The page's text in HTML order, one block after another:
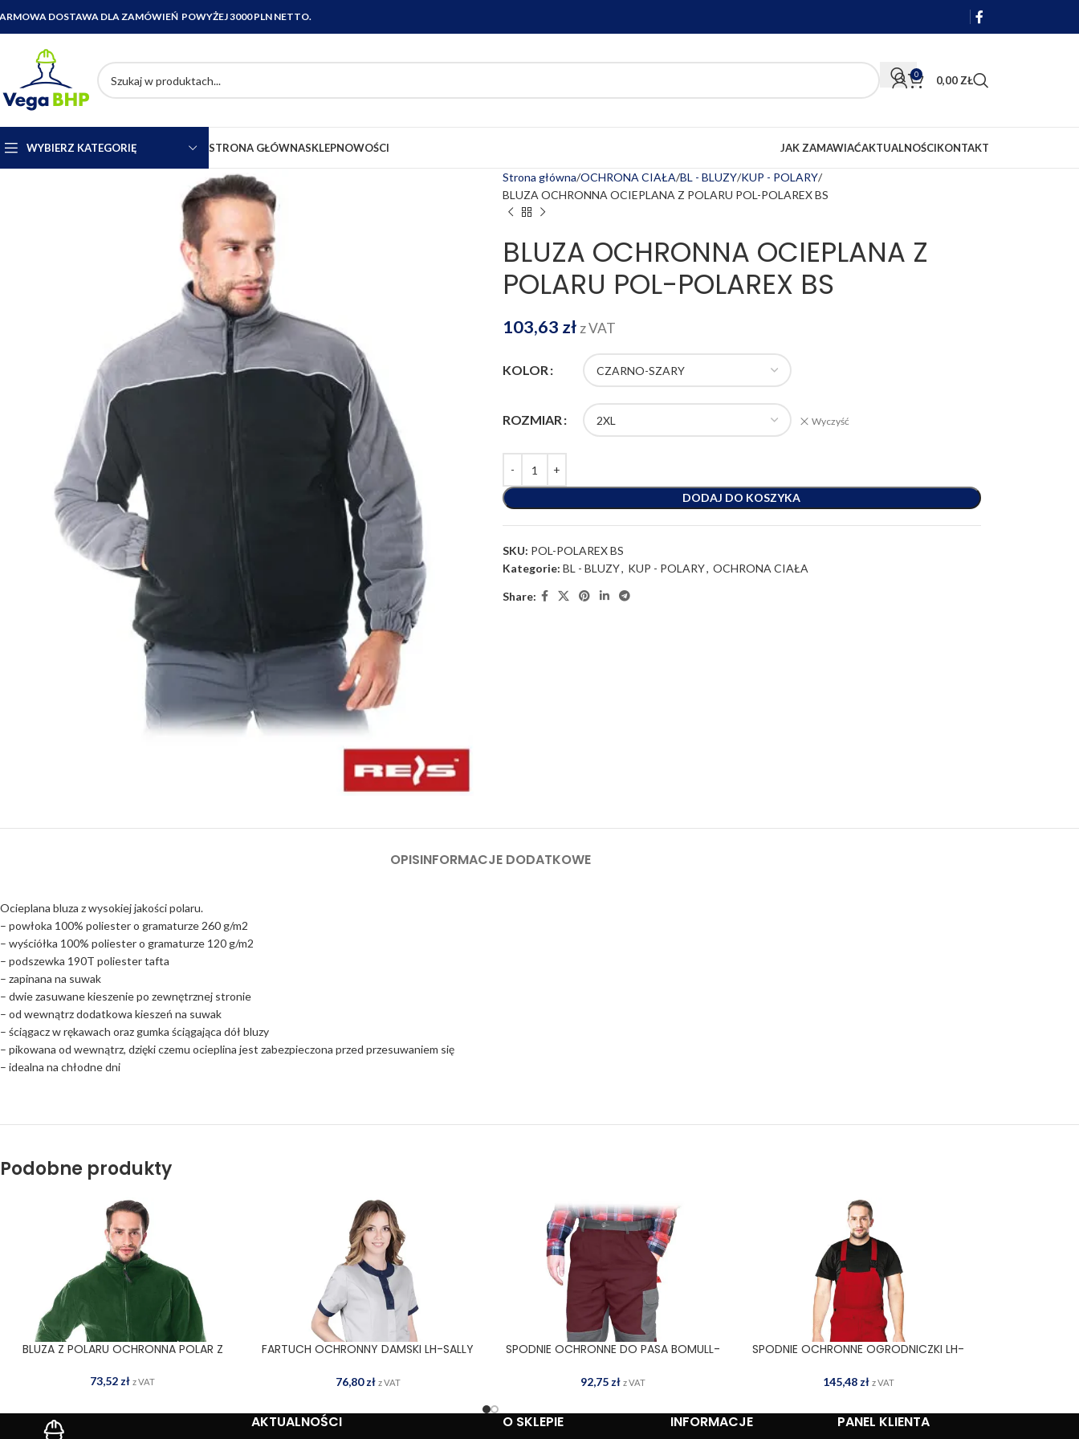
DOSTAWA DLA ZAMÓWIEŃ POWYŻEJ 3000 PLN NETTO.
0 0,00 ZŁ
WYBIERZ KATEGORIĘ STRONA GŁÓWNASKLEPNOWOŚCI JAK ZAMAWIAĆAKTUALNOŚCIKONTAKT
Strona główna OCHRONA CIAŁA BL - BLUZY KUP - POLARY
BLUZA OCHRONNA OCIEPLANA Z POLARU POL-POLAREX BS
BLUZA OCHRONNA OCIEPLANA Z
POLARU POL-POLAREX BS
103,63 zł z VAT
KOLOR
ROZMIAR Wyczyść
DODAJ DO KOSZYKA
SKU: POL-POLAREX BS
Kategorie: BL - BLUZY, KUP - POLARY, OCHRONA CIAŁA
Share:
OPISINFORMACJE DODATKOWE
Ocieplana bluza z wysokiej jakości polaru.
– powłoka 100% poliester o gramaturze 260 g/m2
– wyściółka 100% poliester o gramaturze 120 g/m2
– podszewka 190T poliester tafta
– zapinana na suwak
– dwie zasuwane kieszenie po zewnętrznej stronie
– od wewnątrz dodatkowa kieszeń na suwak
– ściągacz w rękawach oraz gumka ściągająca dół bluzy
– pikowana od wewnątrz, dzięki czemu ocieplina jest zabezpieczona przed przesuwaniem się
– idealna na chłodne dni
Podobne produkty
WYBIERZ OPCJE
BLUZA Z POLARU OCHRONNA POLAR Z
73,52 zł z VAT
WYBIERZ OPCJE
FARTUCH OCHRONNY DAMSKI LH-SALLY
76,80zł z VAT
WYBIERZ OPCJE
SPODNIE OCHRONNE DO PASA BOMULL-
92,75 zł z VAT
WYBIERZ OPCJE
SPODNIE OCHRONNE OGRODNICZKI LH-
145,48 zł z VAT
AKTUALNOŚCI O SKLEPIE INFORMACJE PANEL KLIENTA